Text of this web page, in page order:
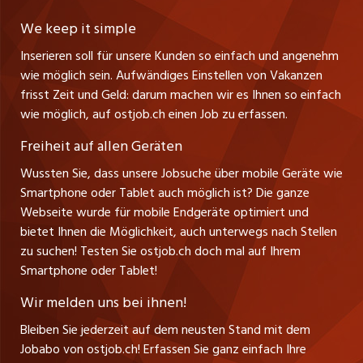
Lehrstellen
Führungspositionen
Management / Kader-Jobs
Berufsgruppen
Top-Regionen
Jobline
Stellenmeldepflicht
Schnittstelle
Impressum
zentraljob.ch
jobbasel.ch
jobbern.ch
jobmittelland.ch
jobzüri.ch
schaffu.ch (VS)
ajourjob.ch
CH Media
CH-9001 St. Gallen
Tel. +41 71 272 73 80
info@ostjob.ch/inserate@ostjob.ch
Henrik Jasek
Leiter ostjob.ch
Fredy Pillinger
Verkauf und Beratung
Christoph Walzl
Verkauf und Beratung
We keep it simple
Inserieren soll für unsere Kunden so einfach und angenehm
wie möglich sein. Aufwändiges Einstellen von Vakanzen
frisst Zeit und Geld: darum machen wir es Ihnen so einfach
wie möglich, auf ostjob.ch einen Job zu erfassen.
Freiheit auf allen Geräten
Wussten Sie, dass unsere Jobsuche über mobile Geräte wie
Smartphone oder Tablet auch möglich ist? Die ganze
Webseite wurde für mobile Endgeräte optimiert und
bietet Ihnen die Möglichkeit, auch unterwegs nach Stellen
zu suchen! Testen Sie ostjob.ch doch mal auf Ihrem
Smartphone oder Tablet!
Wir melden uns bei ihnen!
Bleiben Sie jederzeit auf dem neusten Stand mit dem
Jobabo von ostjob.ch! Erfassen Sie ganz einfach Ihre